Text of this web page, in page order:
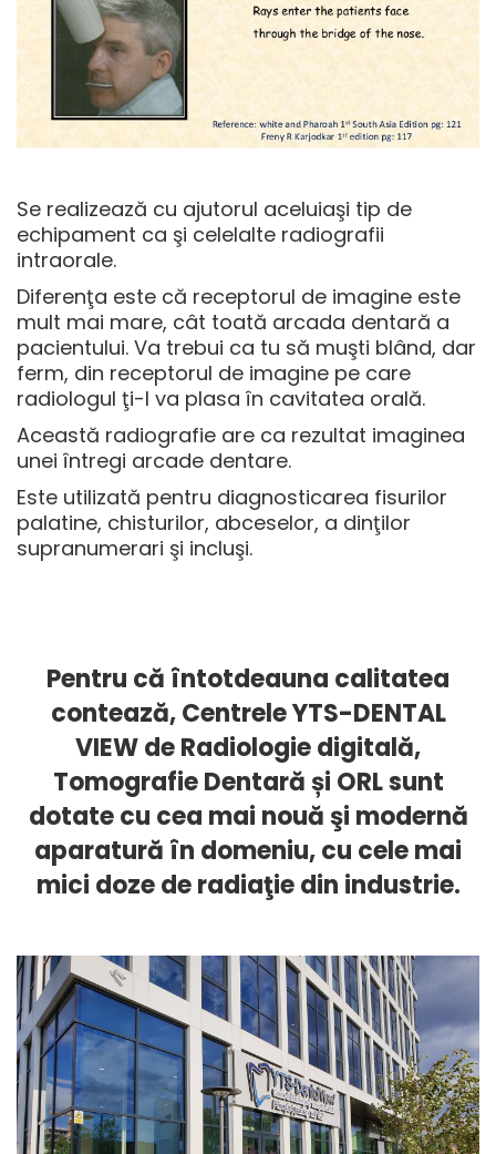
Se realizează cu ajutorul aceluiaşi tip de
echipament ca şi celelalte radiografii
intraorale.
Diferenţa este că receptorul de imagine este
mult mai mare, cât toată arcada dentară a
pacientului. Va trebui ca tu să muşti blând, dar
ferm, din receptorul de imagine pe care
radiologul ţi-l va plasa în cavitatea orală.
Această radiografie are ca rezultat imaginea
unei întregi arcade dentare.
Este utilizată pentru diagnosticarea fisurilor
palatine, chisturilor, abceselor, a dinţilor
supranumerari şi incluşi.
Pentru că întotdeauna calitatea
contează, Centrele YTS-DENTAL
VIEW de Radiologie digitală,
Tomografie Dentară și ORL sunt
dotate cu cea mai nouă şi modernă
aparatură în domeniu, cu cele mai
mici doze de radiaţie din industrie.